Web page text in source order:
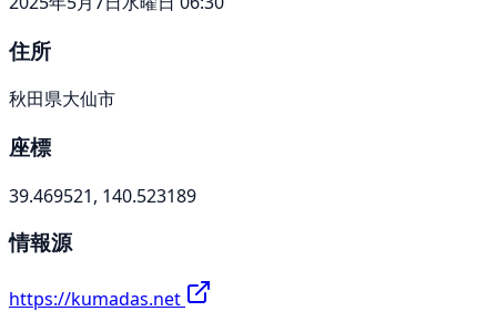
住所
秋田県大仙市
座標
39.469521, 140.523189
情報源
https://kumadas.net